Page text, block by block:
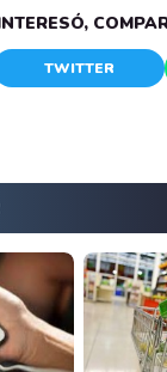
TWITTER